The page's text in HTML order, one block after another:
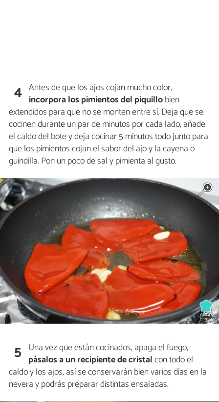
4 Antes de que los ajos cojan mucho color,
incorpora los pimientos del piquillobien
extendidos para que no se monten entre sí. Deja que se
cocinen durante un par de minutos por cada lado, añade
el caldo del bote y deja cocinar 5 minutos todo junto para
que los pimientos cojan el sabor del ajo y la cayena o
guindilla. Pon un poco de sal y pimienta al gusto.
5 Una vez que están cocinados, apaga el fuego,
pásalos a un recipiente de cristalcon todo el
caldo y los ajos, así se conservarán bien varios días en la
nevera y podrás preparar distintas ensaladas.